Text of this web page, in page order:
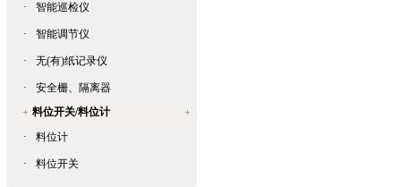
·
智能巡检仪
· 智能调节仪
· 无(有)纸记录仪
·
安全栅、隔离器
料位开关/料位计
·
料位计
· 料位开关